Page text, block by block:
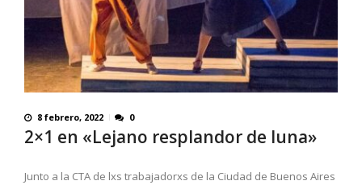
8 febrero, 2022 0
2×1 en «Lejano resplandor de luna»
Junto a la CTA de lxs trabajadorxs de la Ciudad de Buenos Aires